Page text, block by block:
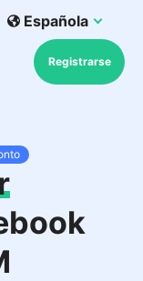
Española
Registrarse